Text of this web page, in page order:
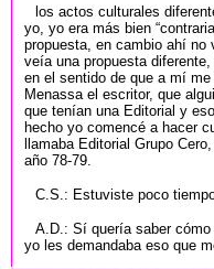
los actos culturales
yo, yo era más bien
propuesta, en cambio ahí
veía una propuesta
en el sentido de que a mí
Menassa el escritor, que
que tenían una Editorial y
hecho yo comencé a hacer
llamaba Editorial Grupo
año 78-79.
C.S.: Estuviste poco
A.D.: Sí quería saber
yo les demandaba eso que